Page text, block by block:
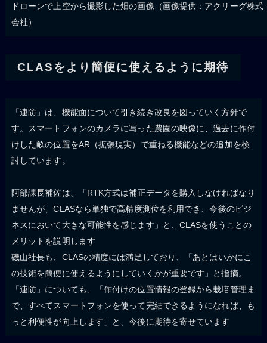
ドローンで上空から撮影した畑の画像（画像提供：アクリーグ株式
会社）
CLASをより簡便に使えるように期待
「連防」は、機能面について引き続き改良を図っていく方針で
す。スマートフォンのカメラに写った農園の映像に、過去に作付
けした畝の位置をAR（拡張現実）で重ねる機能などの追加を検
討しています。
阿部課長補佐は、「RTK方式は補正データを購入しなければなり
ませんが、CLASなら単独で高精度測位を利用でき、今後のビジ
ネスにおいて大きな可能性を感じます」と、CLASを使うことの
メリットを説明します
磯山社長も、CLASの精度には満足しており、「あとはいかにこ
の技術を簡便に使えるようにしていくかが重要です」と指摘。
「連防」についても、「作付けの位置情報の登録から栽培管理ま
で、すべてスマートフォンを使って完結できるようになれば、も
っと利便性が向上します」と、今後に期待を寄せています